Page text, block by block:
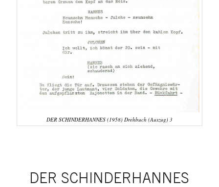
DER SCHINDERHANNES (1958) Drehbuch (Auszug) 3
DER SCHINDERHANNES